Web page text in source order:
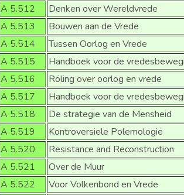
A 5.512
Denken over Wereldvrede
A 5.513
Bouwen aan de Vrede
A 5.514
Tussen Oorlog en Vrede
A 5.515
Handboek voor de
A 5.516
Röling over oorlog en vrede
A 5.517
Handboek voor de
A 5.518
De strategie van de Mensheid
A 5.519
Kontroversiele Polemologie
A 5.520
Resistance and Reconstruction
A 5.521
Over de Muur
A 5.522
Voor Volkenbond en Vrede